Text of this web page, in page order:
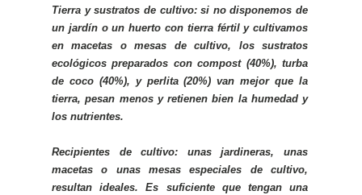
Tierra y sustratos de cultivo:si no disponemos de
un jardín o un huerto con tierra fértil y cultivamos
en macetas o mesas de cultivo, los sustratos
ecológicos preparados con compost (40%), turba
de coco (40%), y perlita (20%) van mejor que la
tierra, pesan menos y retienen bien la humedad y
los nutrientes.
Recipientes de cultivo: unas jardineras, unas
macetas o unas mesas especiales de cultivo,
resultan ideales. Es suficiente que tengan una